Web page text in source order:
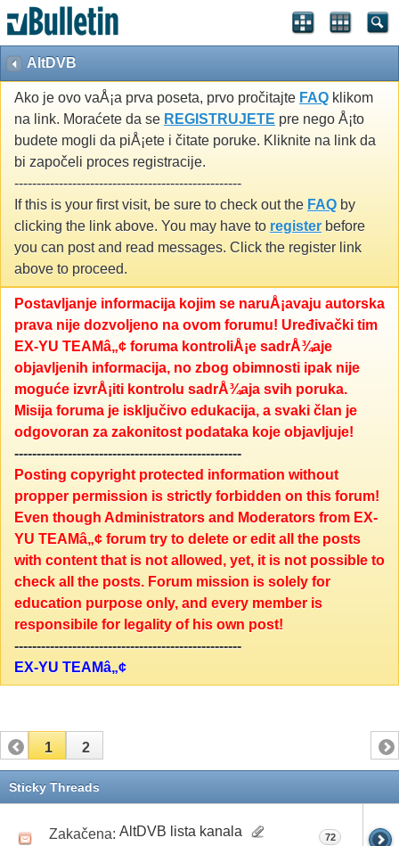
AltDVB
Ako je ovo vaÅ¡a prva poseta, prvo pročitajte FAQ klikom
na link. Moraćete da se REGISTRUJETE pre nego Å¡to
budete mogli da piÅ¡ete i čitate poruke. Kliknite na link da
bi započeli proces registracije.
---------------------------------------------------
If this is your first visit, be sure to check out the FAQ by
clicking the link above. You may have to register before
you can post and read messages. Click the register link
above to proceed.
Postavljanje informacija kojim se naruÅ¡avaju autorska
prava nije dozvoljeno na ovom forumu! Uređivački tim
EX-YU TEAMâ„¢ foruma kontroliÅ¡e sadrÅ¾aje
objavljenih informacija, no zbog obimnosti ipak nije
moguće izvrÅ¡iti kontrolu sadrÅ¾aja svih poruka.
Misija foruma je isključivo edukacija, a svaki član je
odgovoran za zakonitost podataka koje objavljuje!
---------------------------------------------------
Posting copyright protected information without
propper permission is strictly forbidden on this forum!
Even though Administrators and Moderators from EX-
YU TEAMâ„¢ forum try to delete or edit all the posts
with content that is not allowed, yet, it is not possible to
check all the posts. Forum mission is solely for
education purpose only, and every member is
responsibile for legality of his own post!
---------------------------------------------------
EX-YU TEAMâ„¢
1 2
Sticky Threads
Zakačena: AltDVB lista kanala 72